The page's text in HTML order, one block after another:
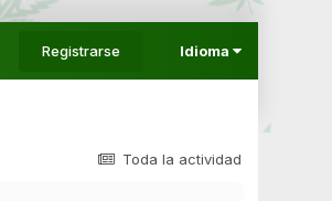
Registrarse Idioma
Toda la actividad